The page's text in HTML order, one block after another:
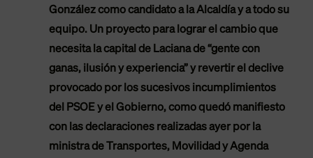
González como candidato a la Alcaldía y a todo su
equipo. Un proyecto para lograr el cambio que
necesita la capital de Laciana de “gente con
ganas, ilusión y experiencia” y revertir el declive
provocado por los sucesivos incumplimientos
del PSOE y el Gobierno, como quedó manifiesto
con las declaraciones realizadas ayer por la
ministra de Transportes, Movilidad y Agenda